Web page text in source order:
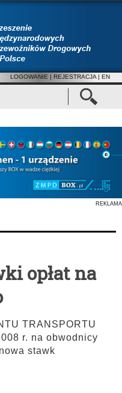
LOGOWANIE | REJESTRACJA | EN
REKLAMA
opłat na
TRANSPORTU
r. na obwodnicy
stawk